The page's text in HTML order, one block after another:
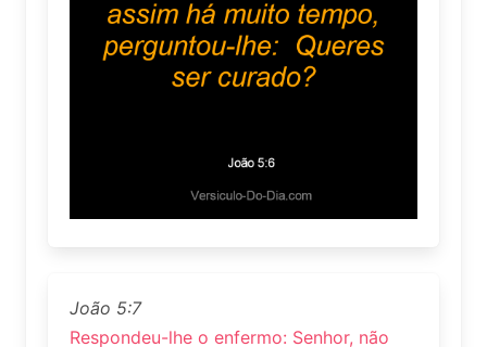
João 5:7
Respondeu-lhe o enfermo: Senhor, não